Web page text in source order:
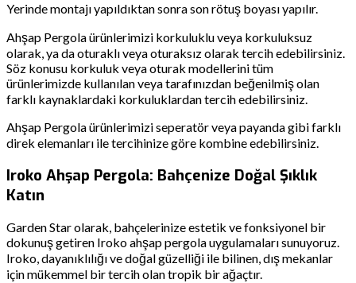
Yerinde montajı yapıldıktan sonra son rötuş boyası yapılır.
Ahşap Pergola ürünlerimizi korkuluklu veya korkuluksuz
olarak, ya da oturaklı veya oturaksız olarak tercih edebilirsiniz.
Söz konusu korkuluk veya oturak modellerini tüm
ürünlerimizde kullanılan veya tarafınızdan beğenilmiş olan
farklı kaynaklardaki korkuluklardan tercih edebilirsiniz.
Ahşap Pergola ürünlerimizi seperatör veya payanda gibi farklı
direk elemanları ile tercihinize göre kombine edebilirsiniz.
Iroko Ahşap Pergola: Bahçenize Doğal Şıklık
Katın
Garden Star olarak, bahçelerinize estetik ve fonksiyonel bir
dokunuş getiren Iroko ahşap pergola uygulamaları sunuyoruz.
Iroko, dayanıklılığı ve doğal güzelliği ile bilinen, dış mekanlar
için mükemmel bir tercih olan tropik bir ağaçtır.